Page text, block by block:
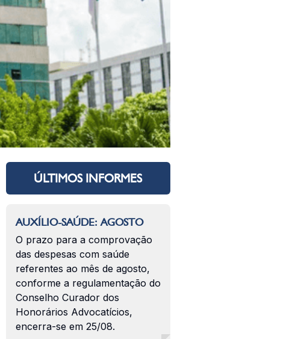
ÚLTIMOS INFORMES
AUXÍLIO-SAÚDE: AGOSTO
O prazo para a comprovação
das despesas com saúde
referentes ao mês de agosto,
conforme a regulamentação do
Conselho Curador dos
Honorários Advocatícios,
encerra-se em 25/08.